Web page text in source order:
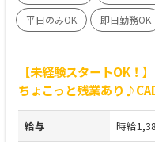
平日のみOK
即日勤務OK
【未経験スタートOK！
ちょこっと残業あり
給与 時給